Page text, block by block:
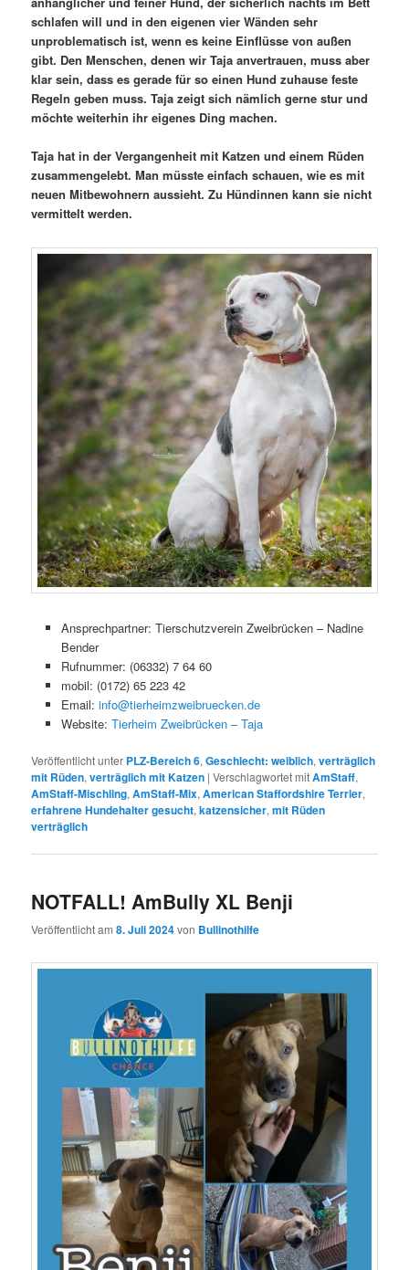
schlafen will und in den eigenen vier Wänden sehr
unproblematisch ist, wenn es keine Einflüsse von außen
gibt. Den Menschen, denen wir Taja anvertrauen, muss aber
klar sein, dass es gerade für so einen Hund zuhause feste
Regeln geben muss. Taja zeigt sich nämlich gerne stur und
möchte weiterhin ihr eigenes Ding machen.
Taja hat in der Vergangenheit mit Katzen und einem Rüden
zusammengelebt. Man müsste einfach schauen, wie es mit
neuen Mitbewohnern aussieht. Zu Hündinnen kann sie nicht
vermittelt werden.
Ansprechpartner: Tierschutzverein Zweibrücken – Nadine
Bender
Rufnummer: (06332) 7 64 60
mobil: (0172) 65 223 42
Email: info@tierheimzweibruecken.de
Website: Tierheim Zweibrücken – Taja
Veröffentlicht unter PLZ-Bereich 6,Geschlecht: weiblich,verträglich
mit Rüden,verträglich mit Katzen |Verschlagwortet mitAmStaff,
AmStaff-Mischling,AmStaff-Mix,American Staffordshire Terrier,
erfahrene Hundehalter gesucht,katzensicher,mit Rüden
verträglich
NOTFALL! AmBully XL Benji
Veröffentlicht am8. Juli 2024von Bullinothilfe